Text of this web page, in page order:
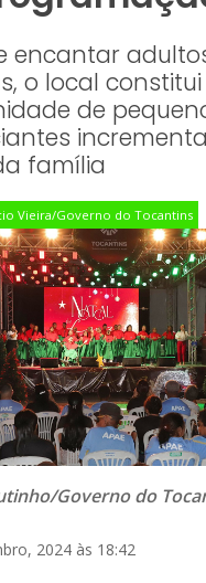
encantar
o local
de
família
Vieira/Governo do Tocantins
Governo do
2024 às 18:42